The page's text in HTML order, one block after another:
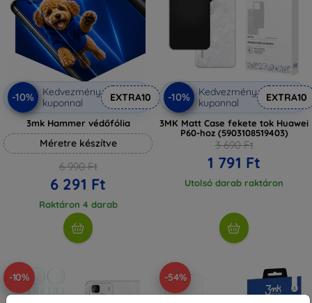
-10%
Kedvezmény
kuponnal
EXTRA10
3mk Hammer védőfólia
Méretre készítve
6 990 Ft
6 291 Ft
Raktáron 4 darab
-10%
Kedvezmény
kuponnal
EXTRA10
3MK Matt Case fekete tok Huawei
P60-hoz (5903108519403)
3 690 Ft
1 791 Ft
Utolsó darab raktáron
-10% -54%